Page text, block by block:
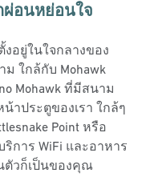
ผ่อนหย่อนใจ
อยู่ในใจกลางของ
ม ใกล้กับ Mohawk
Mohawk ที่มีสนาม
าประตูของเรา ใกล้ๆ
Point หรือ
ริการ WiFi และอาหาร
ตัวก็เป็นของคุณ